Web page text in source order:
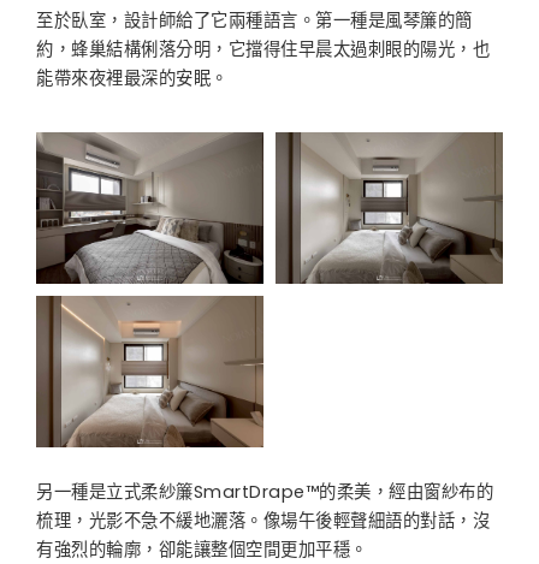
至於臥室，設計師給了它兩種語言。第一種是風琴簾的簡
約，蜂巢結構俐落分明，它擋得住早晨太過刺眼的陽光，也
能帶來夜裡最深的安眠。
另一種是立式柔紗簾SmartDrape™的柔美，經由窗紗布的
梳理，光影不急不緩地灑落。像場午後輕聲細語的對話，沒
有強烈的輪廓，卻能讓整個空間更加平穩。